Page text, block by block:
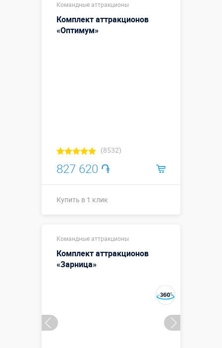
Командные аттракционы
Комплект аттракционов
«Оптимум»
(8532)
827 620 ֏
Купить в 1 клик
Командные аттракционы
Комплект аттракционов
«Зарница»